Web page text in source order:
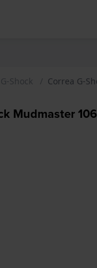
G-Shock Correa G-
Mudmaster